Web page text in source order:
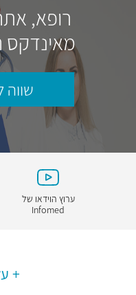
רופא,
מאינדקס
ערוץ הוידאו של
Infomed